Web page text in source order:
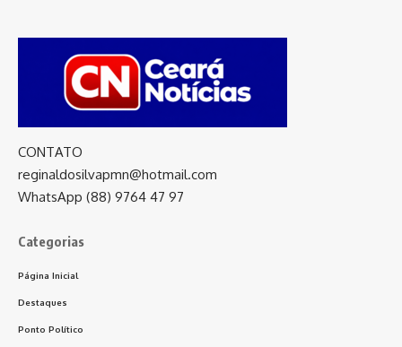
CONTATO
reginaldosilvapmn@hotmail.com
WhatsApp (88) 9764 47 97
Categorias
Página Inicial
Destaques
Ponto Político